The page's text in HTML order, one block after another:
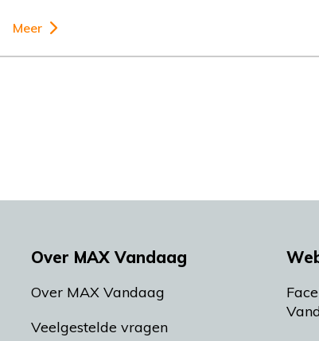
Meer
Over MAX Vandaag
Over MAX Vandaag
Veelgestelde vragen